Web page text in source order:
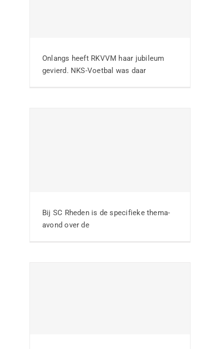
Onlangs heeft RKVVM haar jubileum
gevierd. NKS-Voetbal was daar
visie bij SC Rheden
Bij SC Rheden is de specifieke thema-
avond over de
slaat aan bij SVSOS